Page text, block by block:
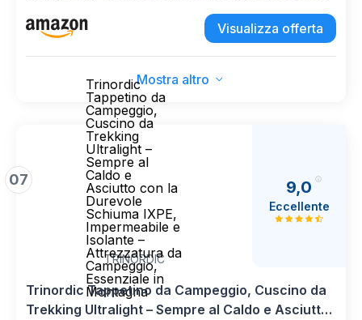
Forte Elastico Grandi Bande di Gomma Ampie
per Outdoor Trekking BackpackingVisualizza offerta
Mostra altro
07
Trinordic
Tappetino da
Campeggio,
Cuscino da
Trekking
Ultralight –
Sempre al
Caldo e
Asciutto con la
Durevole
Schiuma IXPE,
Impermeabile e
Isolante –
Attrezzatura da
Campeggio,
Essenziale in
Montagna
TRINORDIC
9,0
Eccellente
Trinordic Tappetino da Campeggio, Cuscino da
Trekking Ultralight – Sempre al Caldo e Asciutto